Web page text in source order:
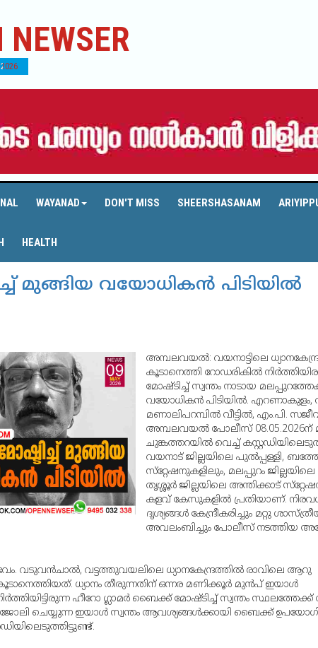
NEWSER
WAYANAD DON'T MISS SHEERSHASANAM
HEALTH
മുങ്ങിയ വയോധികന്‍ പിടിയില്‍
അമ്പലവയല്‍: വയനാട്ടിലെ
കൂടാനെത്തി റോഡരികില്‍
മോഷ്ടിച്ച് സ്വന്തം നാടായ
വയോധികന്‍ പിടിയില്‍. എറണാകുളം,
മണാലിപറമ്പില്‍ വീട്ടില്‍, എം.പി.
അമ്പലവയല്‍ പോലീസ് 08.05.2026ന്
ചുങ്കത്തറയില്‍ വെച്ച്
വയനാട് ജില്ലയിലെ പുല്‍പ്പള്ളി,
സ്‌റ്റേഷനുകളിലും, മലപ്പുറം
തൃശ്ശൂര്‍ ജില്ലയിലെ അന്തിക്കാട്
കളവ് കേസുകളില്‍ പ്രതിയാണ്. നിരവധി
ദൃശ്യങ്ങള്‍ കേന്ദ്രീകരിച്ചും മറ്റു
അവലംബിച്ചും പോലീസ് നടത്തിയ
വടുവന്‍ചാല്‍, വട്ടത്തുവയലിലെ ധ്യാനകേന്ദ്രത്തില്‍ രാവിലെ ആറു
ധ്യാനം തീരുന്നതിന് ഒന്നര മണിക്കൂര്‍ മുന്‍പ് ഇയാള്‍
ഹീറോ ഗ്ലാമര്‍ ബൈക്ക് മോഷ്ടിച്ച് സ്വന്തം സ്ഥലത്തേക്ക്
ചെയ്യുന്ന ഇയാള്‍ സ്വന്തം ആവശ്യങ്ങള്‍ക്കായി ബൈക്ക്